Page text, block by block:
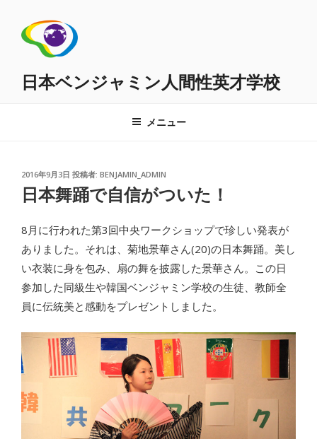
日本ベンジャミン人間性英才学校
メニュー
投
稿
日:
2016年9月3日 投稿者: BENJAMIN_ADMIN
日本舞踊で自信がついた！
8月に行われた第3回中央ワークショップで珍しい発表が
ありました。それは、菊地景華さん(20)の日本舞踊。美し
い衣装に身を包み、扇の舞を披露した景華さん。この日
参加した同級生や韓国ベンジャミン学校の生徒、教師全
員に伝統美と感動をプレゼントしました。